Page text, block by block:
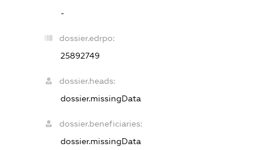
-
dossier.edrpo:
25892749
dossier.heads:
dossier.missingData
dossier.beneficiaries:
dossier.missingData